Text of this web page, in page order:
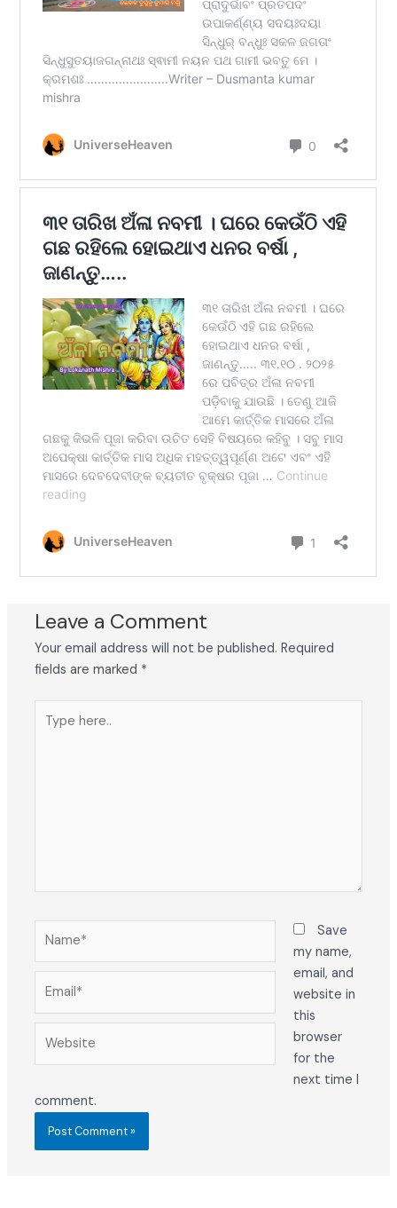
Leave a Comment
Your email address will not be published. Required
fields are marked *
here..
Save
my name,
email, and
website in
this
browser
for the
next time I
comment.